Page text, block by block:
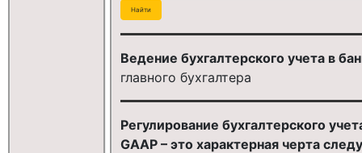
Ведение бухгалтерского учета в
главного бухгалтера
Регулирование бухгалтерского
GAAP – это характерная черта